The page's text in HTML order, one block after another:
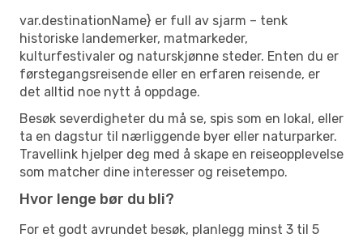
var.destinationName} er full av sjarm – tenk
historiske landemerker, matmarkeder,
kulturfestivaler og naturskjønne steder. Enten du er
førstegangsreisende eller en erfaren reisende, er
det alltid noe nytt å oppdage.
Besøk severdigheter du må se, spis som en lokal, eller
ta en dagstur til nærliggende byer eller naturparker.
Travellink hjelper deg med å skape en reiseopplevelse
som matcher dine interesser og reisetempo.
Hvor lenge bør du bli?
For et godt avrundet besøk, planlegg minst 3 til 5